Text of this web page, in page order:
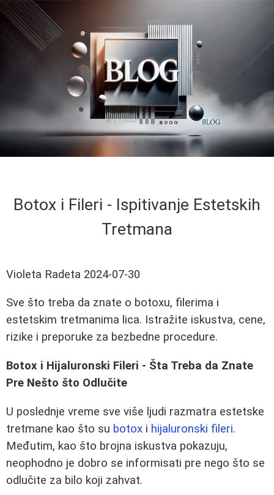
Botox i Fileri - Ispitivanje Estetskih
Tretmana
Violeta Radeta 2024-07-30
Sve što treba da znate o botoxu, filerima i
estetskim tretmanima lica. Istražite iskustva, cene,
rizike i preporuke za bezbedne procedure.
Botox i Hijaluronski Fileri - Šta Treba da Znate
Pre Nešto što Odlučite
U poslednje vreme sve više ljudi razmatra estetske
tretmane kao što su botox i hijaluronski fileri.
Međutim, kao što brojna iskustva pokazuju,
neophodno je dobro se informisati pre nego što se
odlučite za bilo koji zahvat.